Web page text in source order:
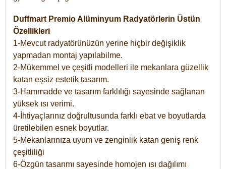
Duffmart Premio Alüminyum Radyatörlerin Üstün
Özellikleri
1-Mevcut radyatörünüzün yerine hiçbir değişiklik
yapmadan montaj yapılabilme.
2-Mükemmel ve çeşitli modelleri ile mekanlara güzellik
katan eşsiz estetik tasarım.
3-Hammadde ve tasarım farklılığı sayesinde sağlanan
yüksek ısı verimi.
4-İhtiyaçlarınız doğrultusunda farklı ebat ve boyutlarda
üretilebilen esnek boyutlar.
5-Mekanlarınıza uyum ve zenginlik katan geniş renk
çeşitliliği
6-Özgün tasarımı sayesinde homojen ısı dağılımı